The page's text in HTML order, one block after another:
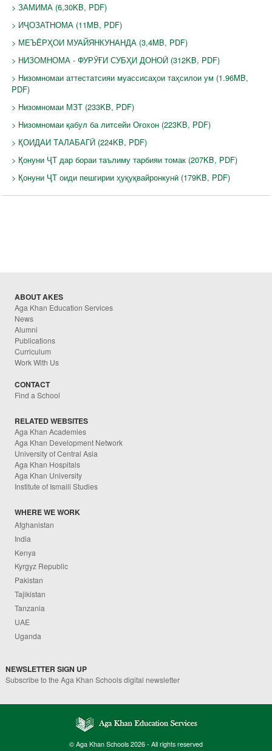
> ЗАМИМА (6,30KB, PDF)
> ИҶОЗАТНОМА (11MB, PDF)
> МЕЪЁРҲОИ МУАЙЯНКУНАНДА (3,4MB, PDF)
> НИЗОМНОМА - ФУРӮҒИ СУБҲИ ДОНОӢ (312KB, PDF)
> Низомномаи аттестатсияи муассисаҳои таҳсилои ум (1.96MB,
PDF)
> Низомномаи МЗТ (233KB, PDF)
> Низомномаи қабул ба литсейи Оғохон (223KB, PDF)
> ҚОИДАИ ТАЛАБАГӢ (224KB, PDF)
> Қонуни ҶТ дар бораи таълиму тарбияи томак (207KB, PDF)
> Қонуни ҶТ оиди пешгирии ҳуқуқвайронкунӣ (179KB, PDF)
ABOUT AKES
Aga Khan Education Services
News
Alumni
Publications
Curriculum
Work With Us
CONTACT
Find a School
RELATED WEBSITES
Aga Khan Academies
Aga Khan Development Network
University of Central Asia
Aga Khan Hospitals
Aga Khan University
Institute of Ismaili Studies
WHERE WE WORK
Afghanistan
India
Kenya
Kyrgyz Republic
Pakistan
Tajikistan
Tanzania
UAE
Uganda
NEWSLETTER SIGN UP
Subscribe to the Aga Khan Schools digital newsletter
© Aga Khan Schools 2026 - All rights reserved